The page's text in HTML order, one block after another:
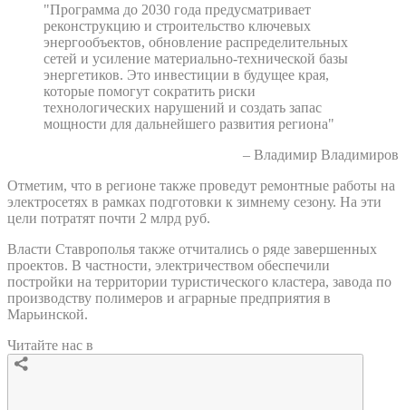
"Программа до 2030 года предусматривает
реконструкцию и строительство ключевых
энергообъектов, обновление распределительных
сетей и усиление материально-технической базы
энергетиков. Это инвестиции в будущее края,
которые помогут сократить риски
технологических нарушений и создать запас
мощности для дальнейшего развития региона"
– Владимир Владимиров
Отметим, что в регионе также проведут ремонтные работы на
электросетях в рамках подготовки к зимнему сезону. На эти
цели потратят почти 2 млрд руб.
Власти Ставрополья также отчитались о ряде завершенных
проектов. В частности, электричеством обеспечили
постройки на территории туристического кластера, завода по
производству полимеров и аграрные предприятия в
Марьинской.
Читайте нас в